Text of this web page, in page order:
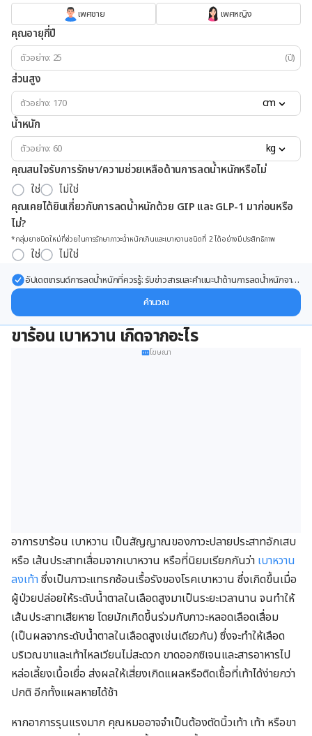
เพศชาย เพศหญิง
คุณอายุกี่ปี
(ปี)
ส่วนสูง
cm
น้ำหนัก
kg
คุณสนใจรับการรักษา/ความช่วยเหลือด้านการลดน้ำหนักหรือไม่
ใช่
ไม่ใช่
คุณเคยได้ยินเกี่ยวกับการลดน้ำหนักด้วย GIP และ GLP-1 มาก่อนหรือ
ไม่?
*กลุ่มยาชนิดใหม่ที่ช่วยในการรักษาภาวะน้ำหนักเกินและเบาหวานชนิดที่ 2 ได้อย่างมีประสิทธิภาพ
ใช่ ไม่ใช่
อัปเดตเทรนด์การลดน้ำหนักที่ควรรู้: รับข่าวสารและคำแนะนำด้านการลดน้ำหนักจาก
คำนวณ
ขาร้อน เบาหวาน เกิดจากอะไร
โฆษณา
อาการขาร้อน เบาหวาน เป็นสัญญาณของภาวะปลายประสาทอักเสบ
หรือ เส้นประสาทเสื่อมจากเบาหวาน หรือที่นิยมเรียกกันว่า เบาหวาน
ลงเท้าซึ่งเป็นภาวะแทรกซ้อนเรื้อรังของโรคเบาหวาน ซึ่งเกิดขึ้นเมื่อ
ผู้ป่วยปล่อยให้ระดับน้ำตาลในเลือดสูงมาเป็นระยะเวลานาน จนทำให้
เส้นประสาทเสียหาย โดยมักเกิดขึ้นร่วมกับภาวะหลอดเลือดเสื่อม
(เป็นผลจากระดับน้ำตาลในเลือดสูงเช่นเดียวกัน) ซึ่งจะทำให้เลือด
บริเวณขาและเท้าไหลเวียนไม่สะดวก ขาดออกซิเจนและสารอาหารไป
หล่อเลี้ยงเนื้อเยื่อ ส่งผลให้เสี่ยงเกิดแผลหรือติดเชื้อที่เท้าได้ง่ายกว่า
ปกติ อีกทั้งแผลหายได้ช้า
หากอาการรุนแรงมาก คุณหมออาจจำเป็นต้องตัดนิ้วเท้า เท้า หรือขา